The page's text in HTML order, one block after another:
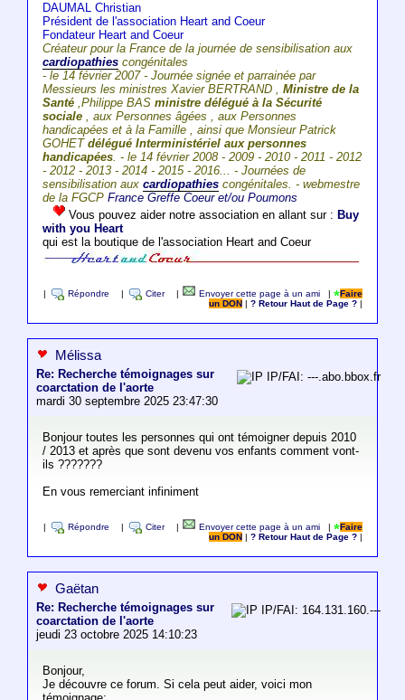
DAUMAL Christian
Président de l'association Heart and Coeur
Fondateur Heart and Coeur
Créateur pour la France de la journée de sensibilisation aux
cardiopathiescongénitales
- le 14 février 2007 - Journée signée et parrainée par
Messieurs les ministres Xavier BERTRAND , Ministre de la
Santé,Philippe BAS ministre délégué à la Sécurité
sociale, aux Personnes âgées , aux Personnes
handicapées et à la Famille , ainsi que Monsieur Patrick
GOHETdélégué Interministériel aux personnes
handicapées. - le 14 février 2008 - 2009 - 2010 - 2011 - 2012
- 2012 - 2013 - 2014 - 2015 - 2016... - Journées de
sensibilisation aux cardiopathiescongénitales. - webmestre
de la FGCP France Greffe Coeur et/ou Poumons
Vous pouvez aider notre association en allant sur : Buy
with you Heart
qui est la boutique de l'association Heart and Coeur
Répondre Citer Envoyer cette page à un ami |
Faire
un DON
|? Retour Haut de Page ?
Mélissa
Re: Recherche témoignages sur
coarctation de l'aorte
mardi 30 septembre 2025 23:47:30
IP/FAI: ---.abo.bbox.fr
Bonjour toutes les personnes qui ont témoigner depuis 2010
/ 2013 et après que sont devenu vos enfants comment vont-
ils ???????
En vous remerciant infiniment
Répondre Citer Envoyer cette page à un ami |
Faire
un DON
|? Retour Haut de Page ?
Gaëtan
Re: Recherche témoignages sur
coarctation de l'aorte
jeudi 23 octobre 2025 14:10:23
IP/FAI: 164.131.160.---
Bonjour,
Je découvre ce forum. Si cela peut aider, voici mon